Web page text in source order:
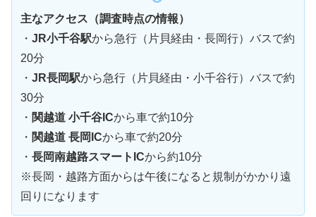
主なアクセス（調査時点の情報）
・ JR小千谷駅から急行（片貝経由・長岡行）バスで約
20分
・ JR長岡駅から急行（片貝経由・小千谷行）バスで約
30分
・ 関越道 小千谷ICから車で約10分
・ 関越道 長岡ICから車で約20分
・ 長岡南越路スマートICから約10分
※長岡・越路方面からは午後になると規制がかかり遠
回りになります